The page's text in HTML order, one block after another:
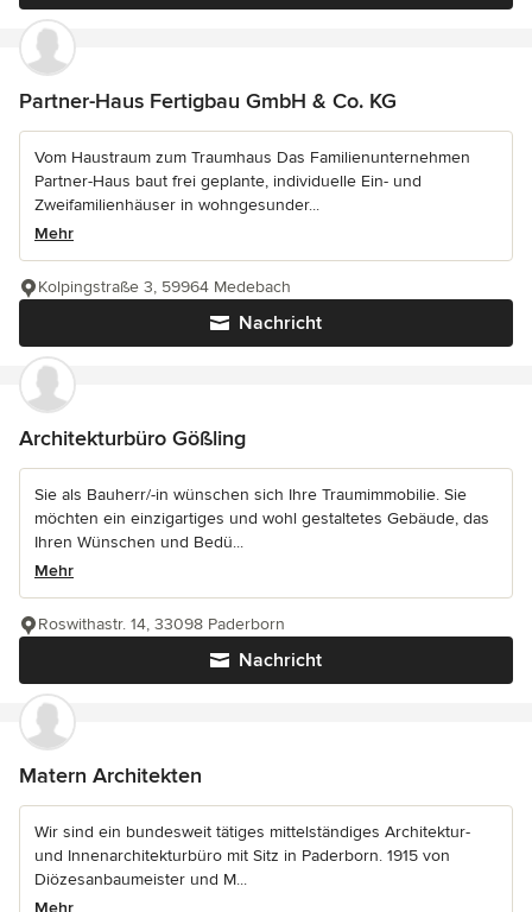
Partner-Haus Fertigbau GmbH & Co. KG
Vom Haustraum zum Traumhaus Das Familienunternehmen
Partner-Haus baut frei geplante, individuelle Ein- und
Zweifamilienhäuser in wohngesunder...
Mehr
Nachricht
Kolpingstraße 3, 59964 Medebach
Architekturbüro Gößling
Sie als Bauherr/-in wünschen sich Ihre Traumimmobilie. Sie
möchten ein einzigartiges und wohl gestaltetes Gebäude, das
Ihren Wünschen und Bedü...
Mehr
Nachricht
Roswithastr. 14, 33098 Paderborn
Matern Architekten
Wir sind ein bundesweit tätiges mittelständiges Architektur-
und Innenarchitekturbüro mit Sitz in Paderborn. 1915 von
Diözesanbaumeister und M...